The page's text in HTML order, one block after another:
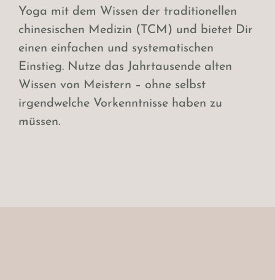
Yoga mit dem Wissen der traditionellen
chinesischen Medizin (TCM) und bietet Dir
einen einfachen und systematischen
Einstieg. Nutze das Jahrtausende alten
Wissen von Meistern – ohne selbst
irgendwelche Vorkenntnisse haben zu
müssen.